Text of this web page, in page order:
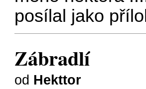
posílal jako
Zábradlí
od Hekttor